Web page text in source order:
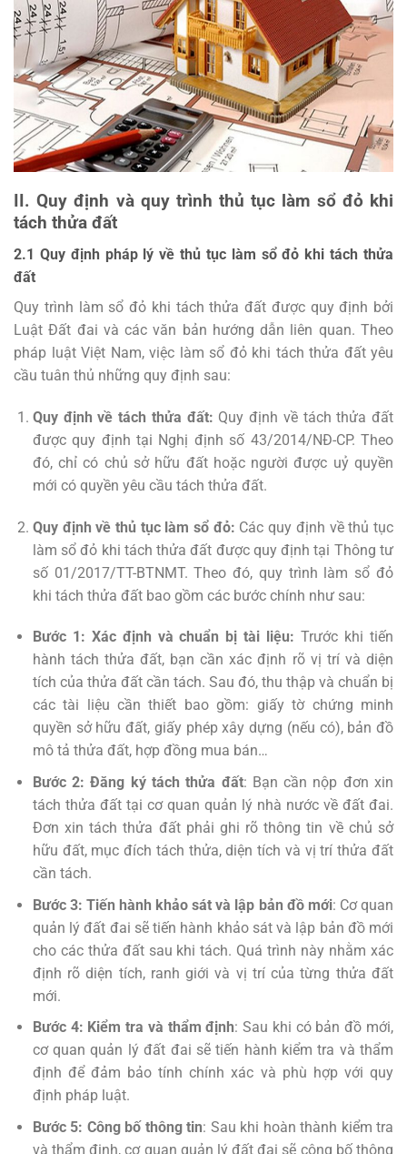
II. Quy định và quy trình thủ tục làm sổ đỏ khi
tách thửa đất
2.1 Quy định pháp lý về thủ tục làm sổ đỏ khi tách thửa
đất
Quy trình làm sổ đỏ khi tách thửa đất được quy định bởi
Luật Đất đai và các văn bản hướng dẫn liên quan. Theo
pháp luật Việt Nam, việc làm sổ đỏ khi tách thửa đất yêu
cầu tuân thủ những quy định sau:
Quy định về tách thửa đất: Quy định về tách thửa đất
được quy định tại Nghị định số 43/2014/NĐ-CP. Theo
đó, chỉ có chủ sở hữu đất hoặc người được uỷ quyền
mới có quyền yêu cầu tách thửa đất.
Quy định về thủ tục làm sổ đỏ: Các quy định về thủ tục
làm sổ đỏ khi tách thửa đất được quy định tại Thông tư
số 01/2017/TT-BTNMT. Theo đó, quy trình làm sổ đỏ
khi tách thửa đất bao gồm các bước chính như sau:
Bước 1: Xác định và chuẩn bị tài liệu: Trước khi tiến
hành tách thửa đất, bạn cần xác định rõ vị trí và diện
tích của thửa đất cần tách. Sau đó, thu thập và chuẩn bị
các tài liệu cần thiết bao gồm: giấy tờ chứng minh
quyền sở hữu đất, giấy phép xây dựng (nếu có), bản đồ
mô tả thửa đất, hợp đồng mua bán…
Bước 2: Đăng ký tách thửa đất: Bạn cần nộp đơn xin
tách thửa đất tại cơ quan quản lý nhà nước về đất đai.
Đơn xin tách thửa đất phải ghi rõ thông tin về chủ sở
hữu đất, mục đích tách thửa, diện tích và vị trí thửa đất
cần tách.
Bước 3: Tiến hành khảo sát và lập bản đồ mới: Cơ quan
quản lý đất đai sẽ tiến hành khảo sát và lập bản đồ mới
cho các thửa đất sau khi tách. Quá trình này nhằm xác
định rõ diện tích, ranh giới và vị trí của từng thửa đất
mới.
Bước 4: Kiểm tra và thẩm định: Sau khi có bản đồ mới,
cơ quan quản lý đất đai sẽ tiến hành kiểm tra và thẩm
định để đảm bảo tính chính xác và phù hợp với quy
định pháp luật.
Bước 5: Công bố thông tin: Sau khi hoàn thành kiểm tra
và thẩm định, cơ quan quản lý đất đai sẽ công bố thông